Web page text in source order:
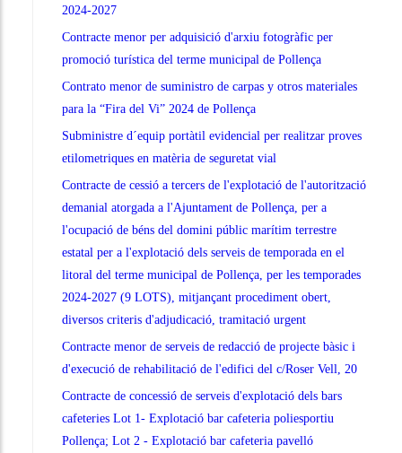
2024-2027
Contracte menor per adquisició d'arxiu fotogràfic per
promoció turística del terme municipal de Pollença
Contrato menor de suministro de carpas y otros materiales
para la “Fira del Vi” 2024 de Pollença
Subministre d´equip portàtil evidencial per realitzar proves
etilometriques en matèria de seguretat vial
Contracte de cessió a tercers de l'explotació de l'autorització
demanial atorgada a l'Ajuntament de Pollença, per a
l'ocupació de béns del domini públic marítim terrestre
estatal per a l'explotació dels serveis de temporada en el
litoral del terme municipal de Pollença, per les temporades
2024-2027 (9 LOTS), mitjançant procediment obert,
diversos criteris d'adjudicació, tramitació urgent
Contracte menor de serveis de redacció de projecte bàsic i
d'execució de rehabilitació de l'edifici del c/Roser Vell, 20
Contracte de concessió de serveis d'explotació dels bars
cafeteries Lot 1- Explotació bar cafeteria poliesportiu
Pollença; Lot 2 - Explotació bar cafeteria pavelló